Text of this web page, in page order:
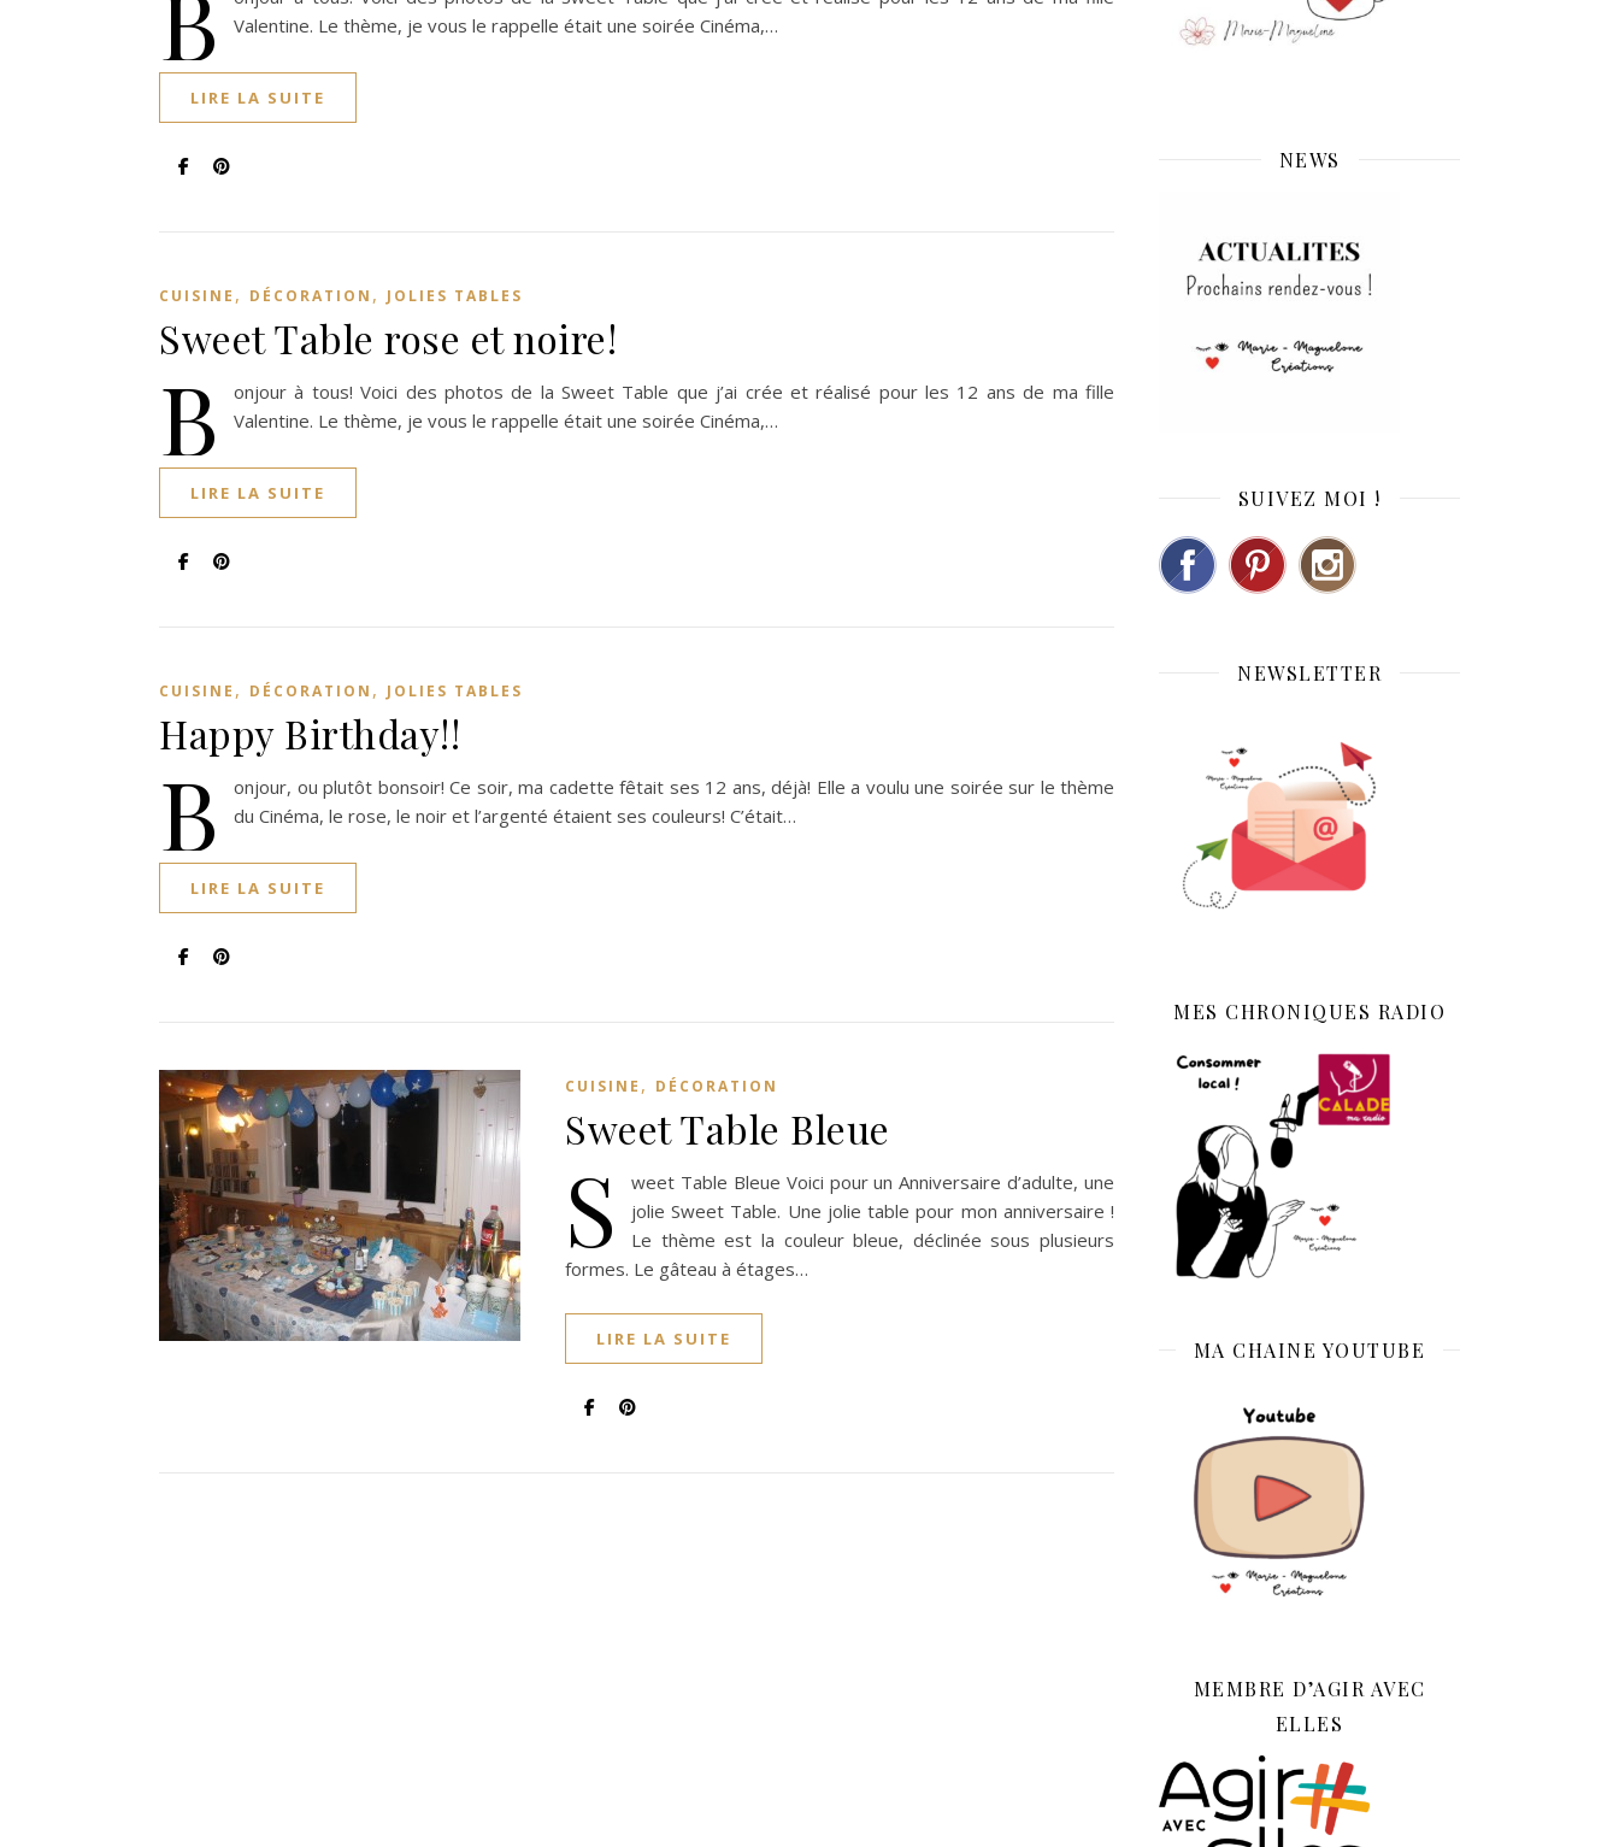
Valentine. Le thème, je vous le rappelle était une soirée Cinéma,…
LIRE LA SUITE
CUISINE , DÉCORATION , JOLIES TABLES
Sweet Table rose et noire!
B
onjour à tous! Voici des photos de la Sweet Table que j’ai crée et réalisé pour les 12 ans de ma fille
Valentine. Le thème, je vous le rappelle était une soirée Cinéma,…
LIRE LA SUITE
CUISINE , DÉCORATION , JOLIES TABLES
Happy Birthday!!
B
onjour, ou plutôt bonsoir! Ce soir, ma cadette fêtait ses 12 ans, déjà! Elle a voulu une soirée sur le thème
du Cinéma, le rose, le noir et l’argenté étaient ses couleurs! C’était…
LIRE LA SUITE
CUISINE , DÉCORATION
Sweet Table Bleue
S
weet Table Bleue Voici pour un Anniversaire d’adulte, une
jolie Sweet Table. Une jolie table pour mon anniversaire !
Le thème est la couleur bleue, déclinée sous plusieurs
formes. Le gâteau à étages…
LIRE LA SUITE
NEWS
SUIVEZ MOI !
NEWSLETTER
MES CHRONIQUES RADIO
MA CHAINE YOUTUBE
MEMBRE D’AGIR AVEC
ELLES